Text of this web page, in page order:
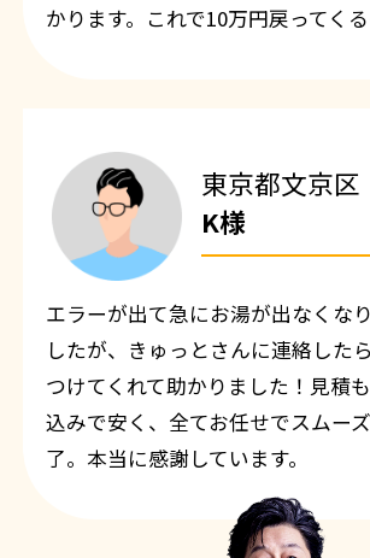
かります。これで10万円戻ってくる
東京都文京区
K様
エラーが出て急にお湯が出なくな
したが、きゅっとさんに連絡した
つけてくれて助かりました！見積
込みで安く、全てお任せでスムー
了。本当に感謝しています。